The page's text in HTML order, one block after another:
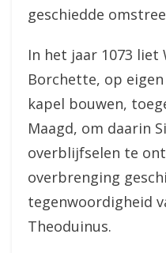
geschiedde
In het jaar 1073 liet
Borchette, op
kapel bouwen,
Maagd, om daarin
overblijfselen te
overbrenging
tegenwoordigheid
Theoduinus.